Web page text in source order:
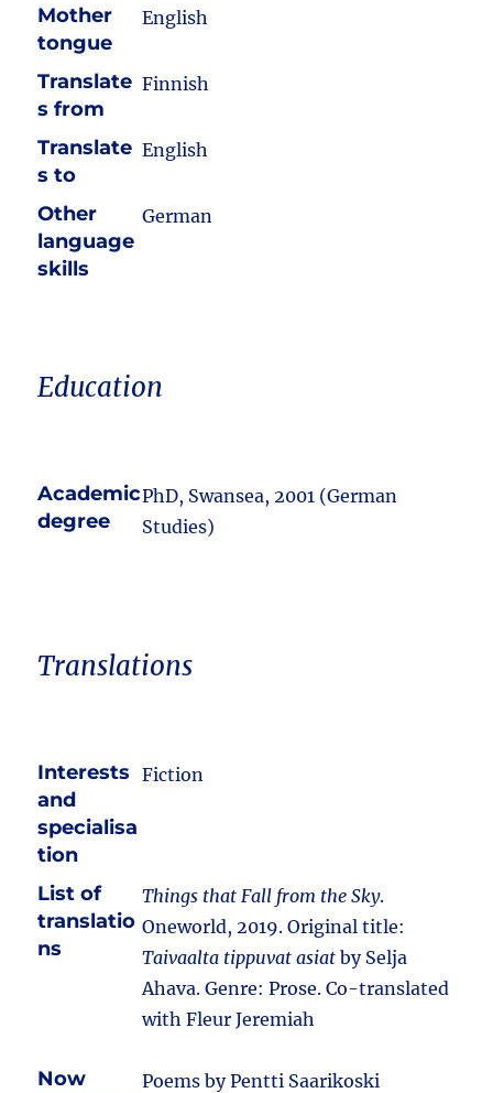
Mother
tongue
English
Translate
s from
Finnish
Translate
s to
English
Other
language
skills
German
Education
Academic
degree
PhD, Swansea, 2001 (German
Studies)
Translations
Interests
and
specialisa
tion
Fiction
List of
translatio
ns
Things that Fall from the Sky.
Oneworld, 2019. Original title:
Taivaalta tippuvat asiat by Selja
Ahava. Genre: Prose. Co-translated
with Fleur Jeremiah
Now
Poems by Pentti Saarikoski